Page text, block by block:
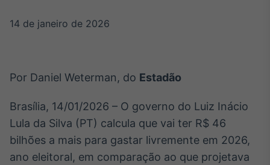
O setor de
no Brasil
Broadcast
White Label
14 de janeiro de 2026
Por Daniel Weterman, do Estadão
Brasília, 14/01/2026 – O governo do Luiz Inácio
Lula da Silva (PT) calcula que vai ter R$ 46
bilhões a mais para gastar livremente em 2026,
ano eleitoral, em comparação ao que projetava